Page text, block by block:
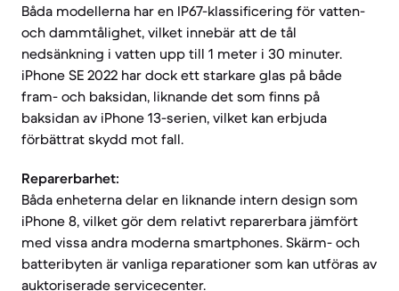
Båda modellerna har en IP67-klassificering för vatten-
och dammtålighet, vilket innebär att de tål
nedsänkning i vatten upp till 1 meter i 30 minuter.
iPhone SE 2022 har dock ett starkare glas på både
fram- och baksidan, liknande det som finns på
baksidan av iPhone 13-serien, vilket kan erbjuda
förbättrat skydd mot fall.
Reparerbarhet:
Båda enheterna delar en liknande intern design som
iPhone 8, vilket gör dem relativt reparerbara jämfört
med vissa andra moderna smartphones. Skärm- och
batteribyten är vanliga reparationer som kan utföras av
auktoriserade servicecenter.